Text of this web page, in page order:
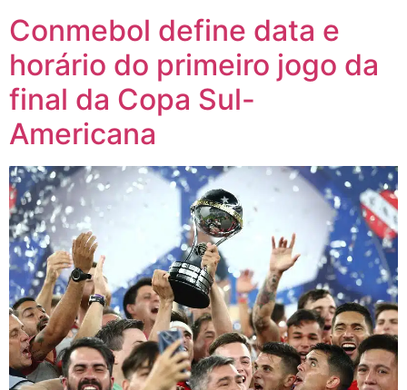
Conmebol define data e
horário do primeiro jogo da
final da Copa Sul-
Americana